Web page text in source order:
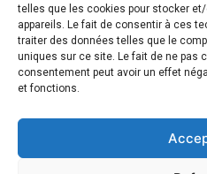
telles que les cookies pour stocker
appareils. Le fait de consentir à ces
traiter des données telles que le
uniques sur ce site. Le fait de ne pas
consentement peut avoir un effet
et fonctions.